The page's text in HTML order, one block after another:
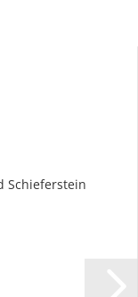
Schieferstein